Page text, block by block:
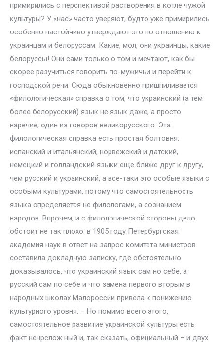
примирились с перспективой растворения в котле чужой
культуры? У «нас» часто уверяют, будто уже примирились
особенно настойчиво утверждают это по отношению к
украинцам и белоруссам. Какие, мол, они украинцы, какие
белоруссы! Они сами только о том и мечтают, как бы
скорее разучиться говорить по-мужичьи и перейти к
господской речи. Сюда обыкновенно пришпиливается
«филологическая» справка о том, что украинский (а тем
более белорусский) язык не язык даже, а просто
наречие, один из говоров великорусского. Эта
филологическая справка есть простая болтовня:
испанский и итальянский, норвежский и датский,
немецкий и голландский языки еще ближе друг к другу,
чем русский и украинский, а все-таки это особые языки с
особыми культурами, потому что самостоятельность
языка определяется не филологами, а сознанием
народов. Впрочем, и с филологической стороны дело
обстоит не так плохо: в 1905 году Петербургская
академия наук в ответ на запрос комитета министров
составила докладную записку, где обстоятельно
доказывалось, что украинский язык сам но себе, а
русский сам по себе и что замена первого вторым в
народных школах Малороссии привела к понижению
культурного уровня. – Но помимо всего этого,
самостоятельное развитие украинской культуры есть
факт ненрслож ный и, так сказать, официальный – и двух